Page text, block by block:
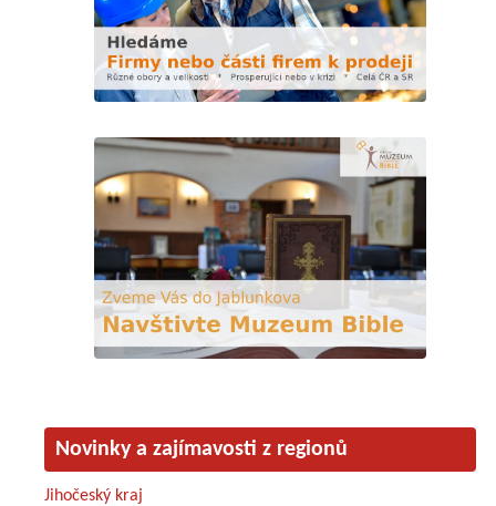
Novinky a zajímavosti z regionů
Jihočeský kraj